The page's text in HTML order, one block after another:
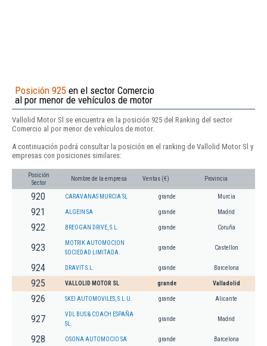
Posición 925 en el sector Comercio
al por menor de vehículos de motor
Vallolid Motor Sl se encuentra en la posición 925 del Ranking del sector
Comercio al por menor de vehículos de motor.
A continuación podrá consultar la posición en el ranking de Vallolid Motor Sl y
empresas con posiciones similares:
Posición
Sector
Nombre de la empresa Ventas (€) Provincia
920 CARAVANAS MURCIA SL grande Murcia
921 ALGEIN SA grande Madrid
922 BREOGAN DRIVE, S.L. grande Coruña
923
MOTRIK AUTOMOCION
SOCIEDAD LIMITADA.
grande Castellon
924 DRAVIT S.L. grande Barcelona
925 VALLOLID MOTOR SL grande Valladolid
926 SKEI AUTOMOVILES, S.L.U. grande Alicante
927
VDL BUS & COACH ESPAÑA
SL.
grande Madrid
928 OSONA AUTOMOCIO SA grande Barcelona